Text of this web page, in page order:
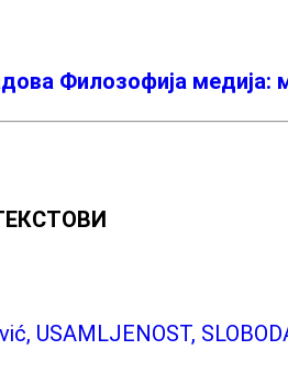
Филозофија медија:
USAMLJENOST,